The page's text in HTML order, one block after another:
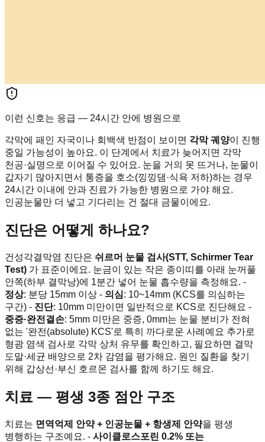
이런 신호는 응급 — 24시간 안에 병원으로
각막에 패인 자국이나 회백색 반점이 보이면 각막 궤양이 진행
중일 가능성이 높아요. 이 단계에서 치료가 늦어지면 각막
천공·실명으로 이어질 수 있어요. 눈을 거의 못 뜨거나, 눈물이
갑자기 많아지면서 통증을 호소(낑낑댐·식욕 저하)하는 경우
24시간 이내에 안과 진료가 가능한 병원으로 가야 해요.
인공눈물만 더 넣고 기다리는 건 절대 금물이에요.
진단은 어떻게 하나요?
건성각결막염 진단은 쉬르머 눈물 검사(STT, Schirmer Tear
Test) 가 표준이에요. 눈금이 있는 작은 종이띠를 아래 눈꺼풀
안쪽(하부 결막낭)에 1분간 넣어 눈물 흡수량을 측정해요. -
정상: 분당 15mm 이상 - 의심: 10~14mm (KCS를 의심하는
구간) - 진단: 10mm 미만이면 일반적으로 KCS로 진단해요 -
중증·완전결손: 5mm 미만은 중증, 0mm는 눈물 분비가 전혀
없는 '완전(absolute) KCS'로 특히 까다로운 사례예요 추가로
형광 염색 검사로 각막 상처 유무를 확인하고, 필요하면 결막
도말·세균 배양으로 2차 감염을 평가해요. 원인 질환을 찾기
위해 갑상선·부신 호르몬 검사를 함께 하기도 해요.
치료 — 평생 3종 점안 구조
치료는 면역억제 안약 + 인공눈물 + 항생제 안약을 평생
병행하는 구조예요. - 사이클로스포린 0.2% 또는